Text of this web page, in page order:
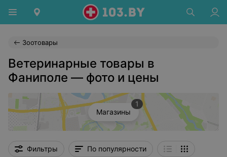
Зоотовары
Ветеринарные товары в
Фаниполе — фото и цены
Магазины
1
Фильтры По популярности